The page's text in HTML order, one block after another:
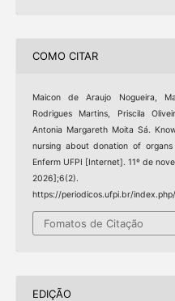
COMO CITAR
Maicon de Araujo Nogueira,
Rodrigues Martins, Priscila
Antonia Margareth Moita Sá.
nursing about donation of
Enferm UFPI [Internet]. 11º de
2026];6(2).
https://periodicos.ufpi.br/
Fomatos de Citação
EDIÇÃO